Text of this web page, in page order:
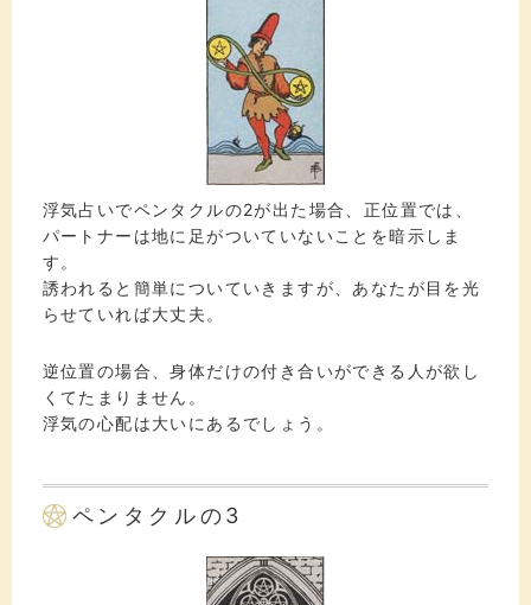
浮気占いでペンタクルの2が出た場合、正位置では、
パートナーは地に足がついていないことを暗示しま
す。
誘われると簡単についていきますが、あなたが目を光
らせていれば大丈夫。
逆位置の場合、身体だけの付き合いができる人が欲し
くてたまりません。
浮気の心配は大いにあるでしょう。
ペンタクルの3